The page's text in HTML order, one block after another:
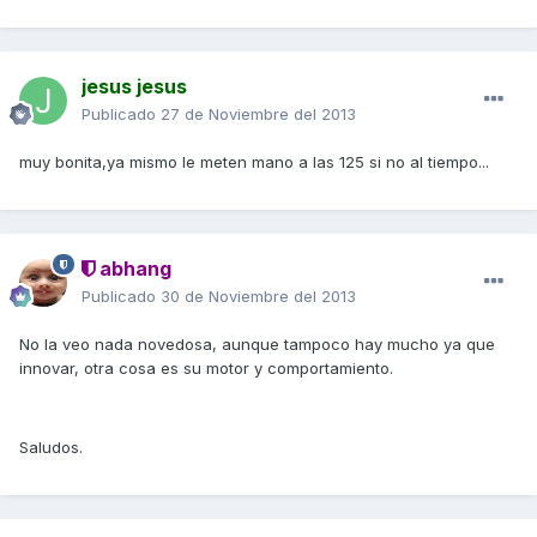
jesus jesus
Publicado 27 de Noviembre del 2013
muy bonita,ya mismo le meten mano a las 125 si no al tiempo...
abhang
Publicado 30 de Noviembre del 2013
No la veo nada novedosa, aunque tampoco hay mucho ya que
innovar, otra cosa es su motor y comportamiento.
Saludos.